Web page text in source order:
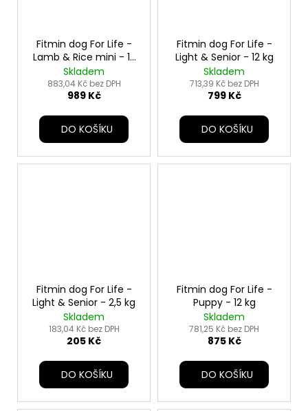
Fitmin dog For Life -
Lamb & Rice mini - 12
kg
Skladem
883,04 Kč bez DPH
989 Kč
DO KOŠÍKU
Fitmin dog For Life -
Light & Senior - 12 kg
Skladem
713,39 Kč bez DPH
799 Kč
DO KOŠÍKU
Fitmin dog For Life -
Light & Senior - 2,5 kg
Skladem
183,04 Kč bez DPH
205 Kč
DO KOŠÍKU
Fitmin dog For Life -
Puppy - 12 kg
Skladem
781,25 Kč bez DPH
875 Kč
DO KOŠÍKU